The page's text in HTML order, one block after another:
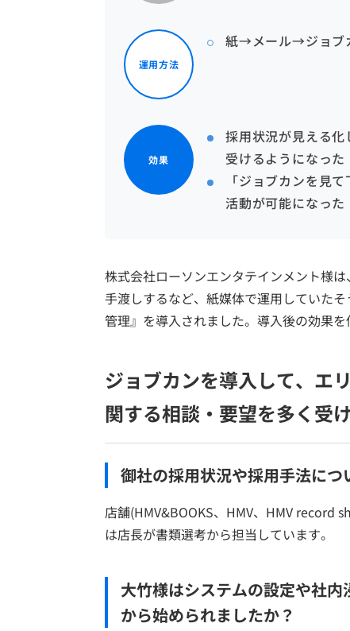
運用方法
紙→メール→ジョブ
効果
採用状況が見える
受けるようになった
「ジョブカンを見
活動が可能になった
株式会社ローソンエンタテインメント様
手渡しするなど、紙媒体で運用していた
管理』を導入されました。導入後の効果を
ジョブカンを導入して、エ
関する相談・要望を多く受
御社の採用状況や採用手法につ
店舗(HMV&BOOKS、HMV、HMV record
は店長が書類選考から担当しています。
大竹様はシステムの設定や社
から始められましたか？